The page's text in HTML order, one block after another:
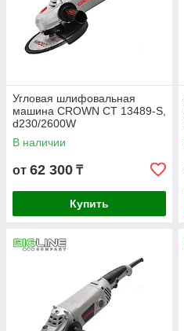
Угловая шлифовальная
машина CROWN СТ 13489-S,
d230/2600W
В наличии
от 62 300 ₸
Купить